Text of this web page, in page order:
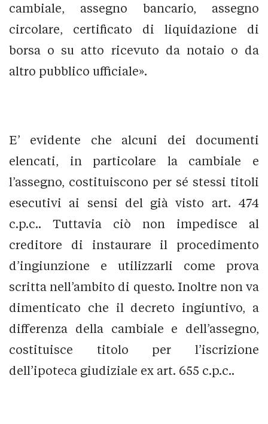
cambiale, assegno bancario, assegno
circolare, certificato di liquidazione di
borsa o su atto ricevuto da notaio o da
altro pubblico ufficiale».
E’ evidente che alcuni dei documenti
elencati, in particolare la cambiale e
l’assegno, costituiscono per sé stessi titoli
esecutivi ai sensi del già visto art. 474
c.p.c.. Tuttavia ciò non impedisce al
creditore di instaurare il procedimento
d’ingiunzione e utilizzarli come prova
scritta nell’ambito di questo. Inoltre non va
dimenticato che il decreto ingiuntivo, a
differenza della cambiale e dell’assegno,
costituisce titolo per l’iscrizione
dell’ipoteca giudiziale ex art. 655 c.p.c..